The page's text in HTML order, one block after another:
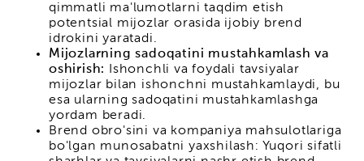
qimmatli ma'lumotlarni taqdim etish
potentsial mijozlar orasida ijobiy brend
idrokini yaratadi.
Mijozlarning sadoqatini mustahkamlash va
oshirish:
Ishonchli va foydali tavsiyalar
mijozlar bilan ishonchni mustahkamlaydi, bu
esa ularning sadoqatini mustahkamlashga
yordam beradi.
Brend obro'sini va kompaniya mahsulotlariga
bo'lgan munosabatni yaxshilash: Yuqori sifatli